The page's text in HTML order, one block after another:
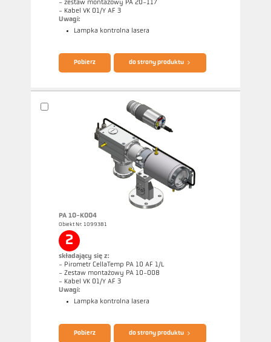
- zestaw montażowy PA 20-117
- Kabel VK 01/Y AF 3
Uwagi:
Lampka kontrolna lasera
Broszura CellaTemp PA
Pobierz do strony produktu
PA 10-K004
Obiekt Nr: 1099381
2
składający się z:
- Pirometr CellaTemp PA 10 AF 1/L
- Zestaw montażowy PA 10-008
- Kabel VK 01/Y AF 3
Uwagi:
Lampka kontrolna lasera
Broszura CellaTemp PA
Pobierz do strony produktu